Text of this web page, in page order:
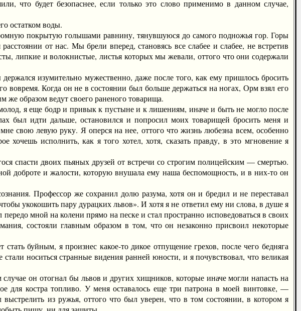
что будет безопаснее, если только это слово применимо в данном случае,
остатком воды.
покрытую голышами равнину, тянувшуюся до самого подножья гор. Горы
от нас. Мы брели вперед, становясь все слабее и слабее, не встретив
липкие и волокнистые, листья которых мы жевали, оттого что они содержали
изумительно мужественно, даже после того, как ему пришлось бросить
вовремя. Когда он не в состоянии был больше держаться на ногах, Орм взял его
же образом ведут своего раненого товарища.
я еще бодр и привык к пустыне и к лишениям, иначе и быть не могло после
был идти дальше, остановился и попросил моих товарищей бросить меня и
свою левую руку. Я оперся на нее, оттого что жизнь любезна всем, особенно
исполнить, как я того хотел, хотя, сказать правду, в это мгновение я
спасти двоих пьяных друзей от встречи со строгим полицейским — смертью.
доброте и жалости, которую внушала ему наша беспомощность, и в них-то он
Профессор же сохранил долю разума, хотя он и бредил и не переставал
укокошить пару дурацких львов». И хотя я не ответил ему ни слова, в душе я
мной на колени прямо на песке и стал пространно исповедоваться в своих
состояли главным образом в том, что он незаконно присвоил некоторые
буйным, я произнес какое-то дикое отпущение грехов, после чего бедняга
носиться странные видения ранней юности, и я почувствовал, что великая
он отогнал бы львов и других хищников, которые иначе могли напасть на
костра топливо. У меня оставалось еще три патрона в моей винтовке, —
из ружья, оттого что был уверен, что в том состоянии, в котором я